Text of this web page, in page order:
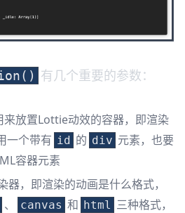
有几个重要的参数：
来放置Lottie动效的容器，即渲染
一个带有 id 的 div 元素，也要
容器元素
器，即渲染的动画是什么格式，
、 canvas 和 html 三种格式，